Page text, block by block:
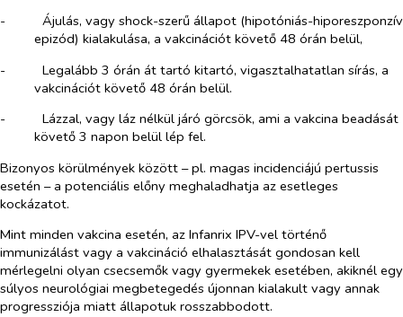
-​
Ájulás, vagy shock-szerű állapot (hipotóniás-hiporeszponzív
epizód) kialakulása, a vakcinációt követő 48 órán belül,
-​
Legalább 3 órán át tartó kitartó, vigasztalhatatlan sírás, a
vakcinációt követő 48 órán belül.
-​
Lázzal, vagy láz nélkül járó görcsök, ami a vakcina beadását
követő 3 napon belül lép fel.
Bizonyos körülmények között – pl. magas incidenciájú pertussis
esetén – a potenciális előny meghaladhatja az esetleges
kockázatot.
Mint minden vakcina esetén, az Infanrix IPV-vel történő
immunizálást vagy a vakcináció elhalasztását gondosan kell
mérlegelni olyan csecsemők vagy gyermekek esetében, akiknél egy
súlyos neurológiai megbetegedés újonnan kialakult vagy annak
progressziója miatt állapotuk rosszabbodott.